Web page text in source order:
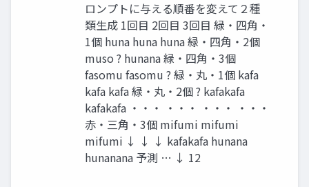
ロンプトに与える順番を変えて２種
類生成 1回目 2回目 3回目 緑・四角・
1個 huna huna huna 緑・四角・2個
muso ? hunana 緑・四角・3個
fasomu fasomu ? 緑・丸・1個 kafa
kafa kafa 緑・丸・2個 ? kafakafa
kafakafa ・・・ ・・・ ・・・ ・・・
赤・三角・3個 mifumi mifumi
mifumi ↓ ↓ ↓ kafakafa hunana
hunanana 予測 … ↓ 12